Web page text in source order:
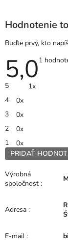
Hodnotenie
Buďte prvý, kto
5,01
5
1x
4
0x
3
0x
2
0x
1
0x
PRIDAŤ
V
ý
p
h
n
Výrobná
spoločnosť :
Adresa :
E-mail :